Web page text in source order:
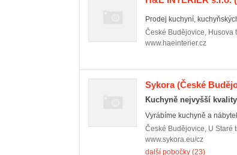
Prodej kuchyní,
České Budějovice, Husova
www.haeinterier.cz
Sykora(České
Kuchyně nejvyšší kvality
Vyrábíme kuchyně a
České Budějovice, U Staré
www.sykora.eu/cz
další pobočky (23)